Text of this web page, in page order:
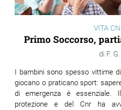
VITA
Primo Soccorso,
F. G.
I bambini sono spesso vittime
giocano o praticano sport:
di emergenza è essenziale.
protezione e del Cnr ha